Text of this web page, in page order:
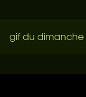
gif du dimanche